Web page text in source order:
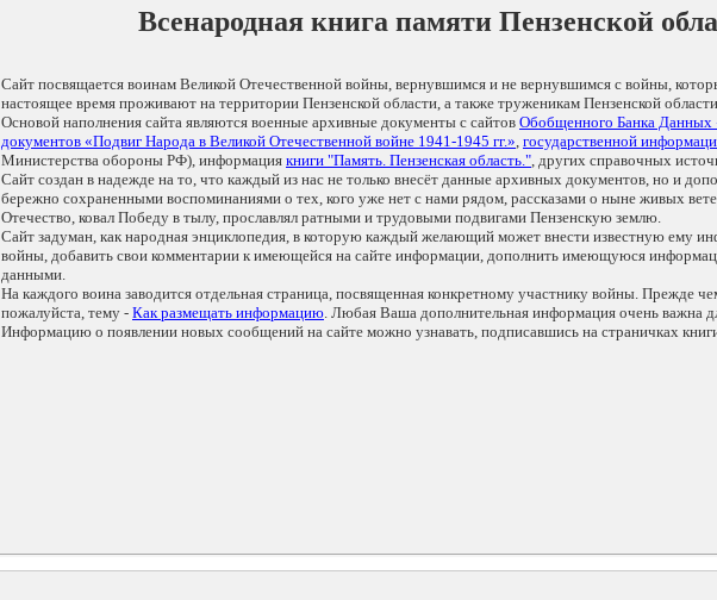
Всенародная книга памяти Пензенской
Сайт посвящается воинам Великой Отечественной войны, вернувшимся и не вернувшимся с войны,
настоящее время проживают на территории Пензенской области, а также труженикам Пензенской
Основой наполнения сайта являются военные архивные документы с сайтов Обобщенного Банка
документов «Подвиг Народа в Великой Отечественной войне 1941-1945 гг.», государственной
Министерства обороны РФ), информация книги "Память. Пензенская область.", других справочных
Сайт создан в надежде на то, что каждый из нас не только внесёт данные архивных документов, но и
бережно сохраненными воспоминаниями о тех, кого уже нет с нами рядом, рассказами о ныне живых
Отечество, ковал Победу в тылу, прославлял ратными и трудовыми подвигами Пензенскую землю.
Сайт задуман, как народная энциклопедия, в которую каждый желающий может внести известную ему
войны, добавить свои комментарии к имеющейся на сайте информации, дополнить имеющуюся
данными.
На каждого воина заводится отдельная страница, посвященная конкретному участнику войны. Прежде
пожалуйста, тему - Как размещать информацию. Любая Ваша дополнительная информация очень важна
Информацию о появлении новых сообщений на сайте можно узнавать, подписавшись на страничках